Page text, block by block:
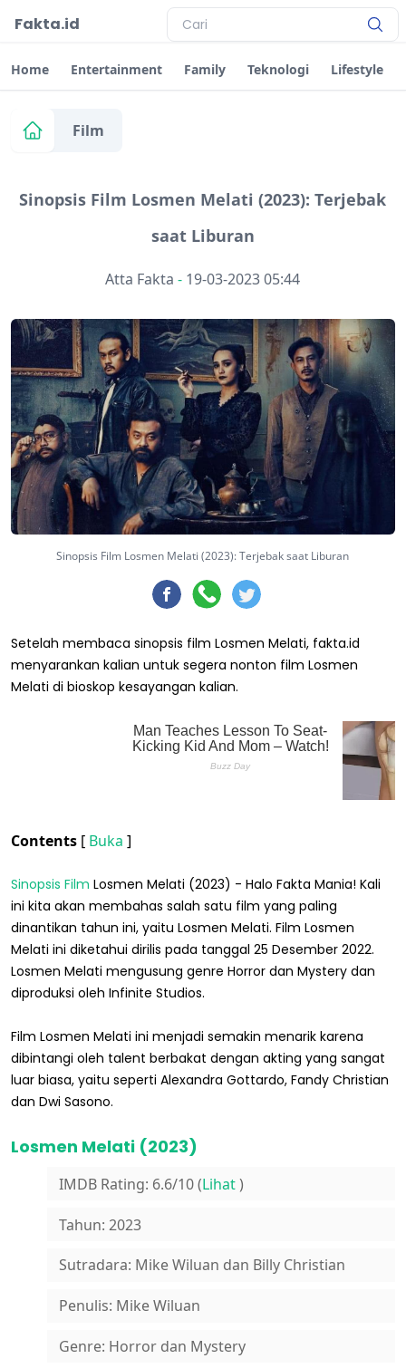
Fakta.id
Home Entertainment Family Teknologi Lifestyle
Film
Sinopsis Film Losmen Melati (2023): Terjebak
saat Liburan
Atta Fakta - 19-03-2023 05:44
Sinopsis Film Losmen Melati (2023): Terjebak saat Liburan
Setelah membaca sinopsis film Losmen Melati, fakta.id
menyarankan kalian untuk segera nonton film Losmen
Melati di bioskop kesayangan kalian.
Contents [ Buka ]
Sinopsis Film Losmen Melati (2023) - Halo Fakta Mania! Kali
ini kita akan membahas salah satu film yang paling
dinantikan tahun ini, yaitu Losmen Melati. Film Losmen
Melati ini diketahui dirilis pada tanggal 25 Desember 2022.
Losmen Melati mengusung genre Horror dan Mystery dan
diproduksi oleh Infinite Studios.
Film Losmen Melati ini menjadi semakin menarik karena
dibintangi oleh talent berbakat dengan akting yang sangat
luar biasa, yaitu seperti Alexandra Gottardo, Fandy Christian
dan Dwi Sasono.
Losmen Melati (2023)
IMDB Rating: 6.6/10 (Lihat)
Tahun: 2023
Sutradara: Mike Wiluan dan Billy Christian
Penulis: Mike Wiluan
Genre: Horror dan Mystery